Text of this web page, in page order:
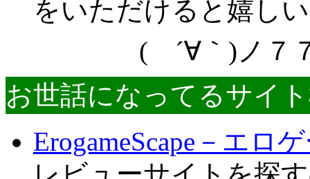
をいただけると嬉し
( ´∀｀)ノ７
お世話になってるサイ
ErogameScape－エロ